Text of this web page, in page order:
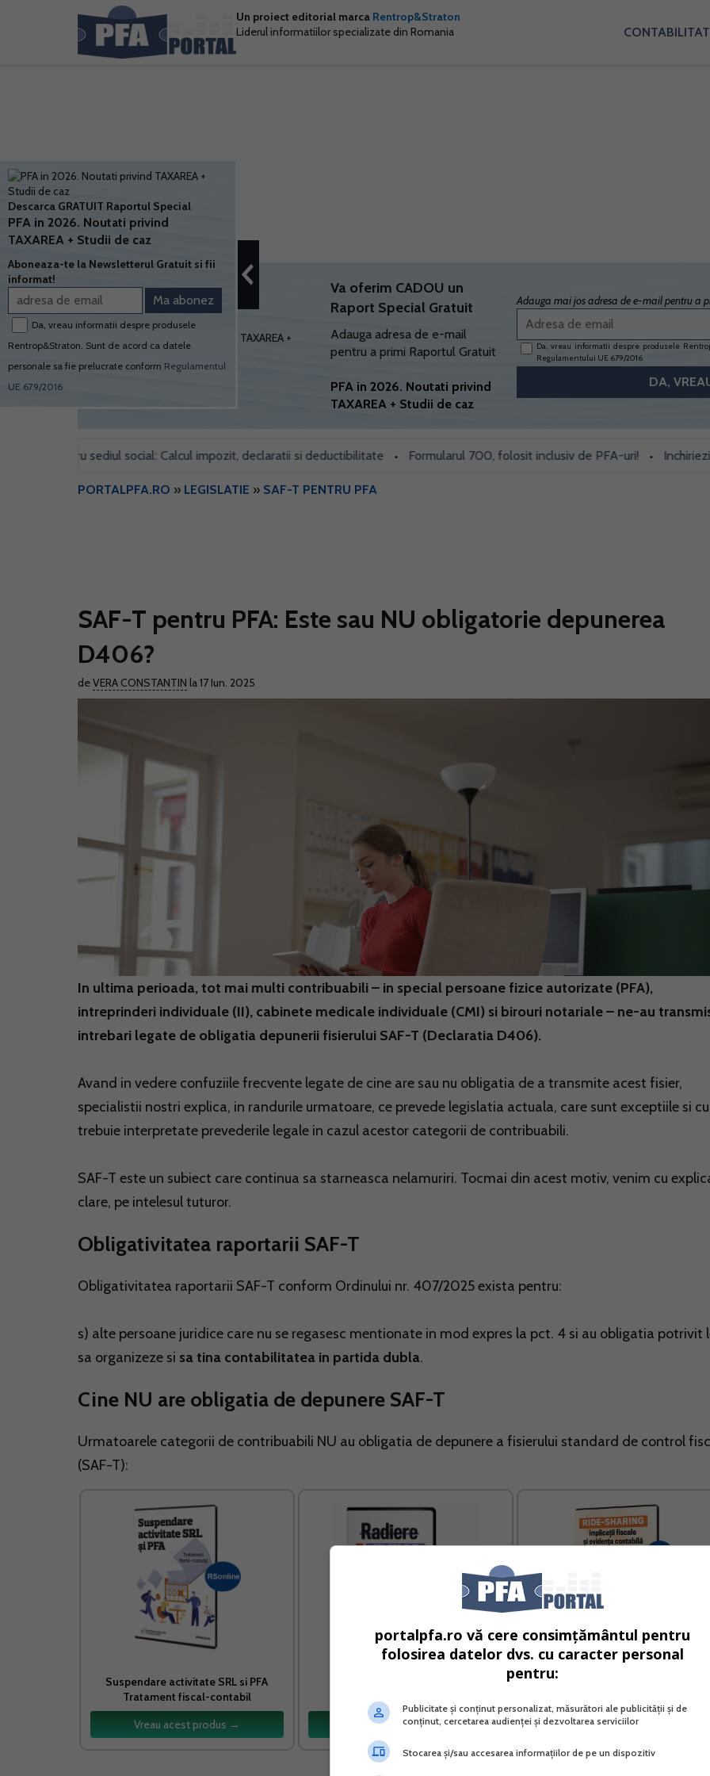
Un proiect editorial marca Rentrop&Straton
Liderul informatiilor specializate din Romania
Va oferim CADOU un
Raport Special Gratuit
Adauga adresa de e-mail
pentru a primi Raportul Gratuit
PFA in 2026. Noutati privind
TAXAREA + Studii de caz
Adauga mai jos adresa de e-mail pentru a
Da, vreau informatii despre produsele
Regulamentului UE 679/2016
pentru sediul social: Calcul impozit, declaratii si deductibilitate • Formularul 700, folosit inclusiv de PFA-uri! • Inchiriezi prin
PORTALPFA.RO » LEGISLATIE » SAF-T PENTRU PFA
SAF-T pentru PFA: Este sau NU obligatorie depunerea
D406?
deVERA CONSTANTIN la 17 Iun. 2025
In ultima perioada, tot mai multi contribuabili – in special persoane fizice autorizate (PFA),
intreprinderi individuale (II), cabinete medicale individuale (CMI) si birouri notariale – ne-au
intrebari legate de obligatia depunerii fisierului SAF-T (Declaratia D406).
Avand in vedere confuziile frecvente legate de cine are sau nu obligatia de a transmite acest fisier,
specialistii nostri explica, in randurile urmatoare, ce prevede legislatia actuala, care sunt exceptiile si
trebuie interpretate prevederile legale in cazul acestor categorii de contribuabili.
SAF-T este un subiect care continua sa starneasca nelamuriri. Tocmai din acest motiv, venim cu
clare, pe intelesul tuturor.
Obligativitatea raportarii SAF-T
Obligativitatea raportarii SAF-T conform Ordinului nr. 407/2025 exista pentru:
s) alte persoane juridice care nu se regasesc mentionate in mod expres la pct. 4 si au obligatia potrivit
sa organizeze si sa tina contabilitatea in partida dubla.
Cine NU are obligatia de depunere SAF-T
Urmatoarele categorii de contribuabili NU au obligatia de depunere a fisierului standard de control
(SAF-T):
Suspendare activitate SRL si PFA
Tratament fiscal-contabil
Vreau acest produs →
Vreau acest produs →
RIDE-SHARING implicatii fiscale si
Vreau acest produs →
Descarca GRATUIT Raportul Special
PFA in 2026. Noutati privind
TAXAREA + Studii de caz
Aboneaza-te la Newsletterul Gratuit si fii
informat!
Da, vreau informatii despre produsele
Rentrop&Straton. Sunt de acord ca datele
personale sa fie prelucrate conform Regulamentul
UE 679/2016
portalpfa.ro vă cere consimțământul pentru
folosirea datelor dvs. cu caracter personal
pentru:
Publicitate și conținut personalizat, măsurători ale publicității și de
conținut, cercetarea audienței și dezvoltarea serviciilor
Stocarea și/sau accesarea informațiilor de pe un dispozitiv